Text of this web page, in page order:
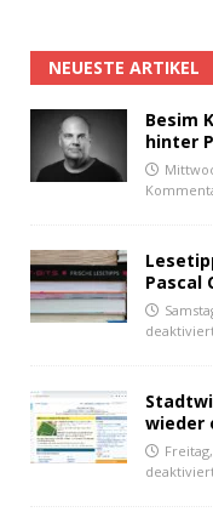
NEUESTE ARTIKEL
Besim
hinter
Pascal
wieder